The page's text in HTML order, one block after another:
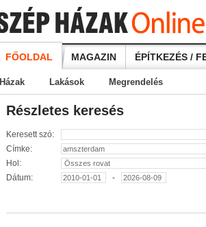
FŐOLDAL MAGAZIN ÉPÍTKEZÉS /
Házak Lakások Megrendelés
Részletes keresés
Keresett szó:
Címke:
Hol:
Dátum:
-